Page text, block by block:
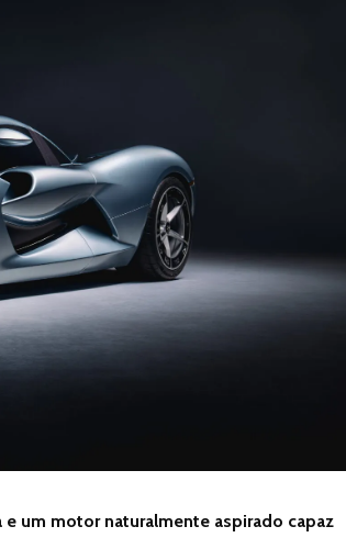
e um motor naturalmente aspirado capaz